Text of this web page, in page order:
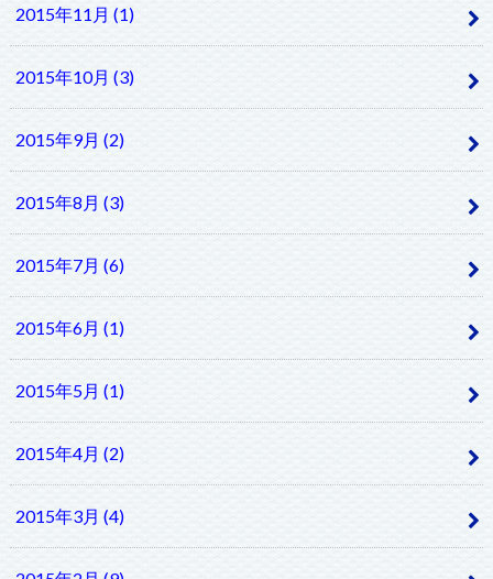
2015年11月 (1)
2015年10月 (3)
2015年9月 (2)
2015年8月 (3)
2015年7月 (6)
2015年6月 (1)
2015年5月 (1)
2015年4月 (2)
2015年3月 (4)